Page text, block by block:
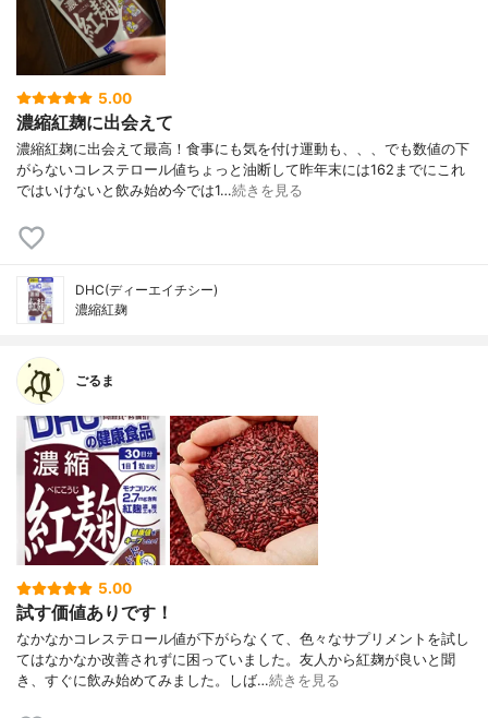
5.00
濃縮紅麹に出会えて
濃縮紅麹に出会えて最高！食事にも気を付け運動も、、、でも数値の下
がらないコレステロール値ちょっと油断して昨年末には162までにこれ
ではいけないと飲み始め今では1…続きを見る
DHC(ディーエイチシー)
濃縮紅麹
ごるま
5.00
試す価値ありです！
なかなかコレステロール値が下がらなくて、色々なサプリメントを試し
てはなかなか改善されずに困っていました。友人から紅麹が良いと聞
き、すぐに飲み始めてみました。しば…続きを見る